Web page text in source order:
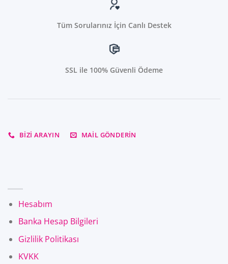
Tüm Sorularınız İçin Canlı Destek
SSL ile 100% Güvenli Ödeme
BIZI ARAYIN MAIL GÖNDERIN
Hesabım
Banka Hesap Bilgileri
Gizlilik Politikası
KVKK